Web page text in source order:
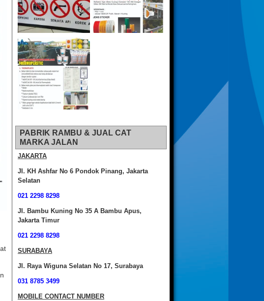
PABRIK RAMBU & JUAL CAT
MARKA JALAN
JAKARTA
Jl. KH Ashfar No 6 Pondok Pinang, Jakarta
Selatan
021 2298 8298
Jl. Bambu Kuning No 35 A Bambu Apus,
Jakarta Timur
021 2298 8298
SURABAYA
Jl. Raya Wiguna Selatan No 17, Surabaya
031 8785 3499
MOBILE CONTACT NUMBER